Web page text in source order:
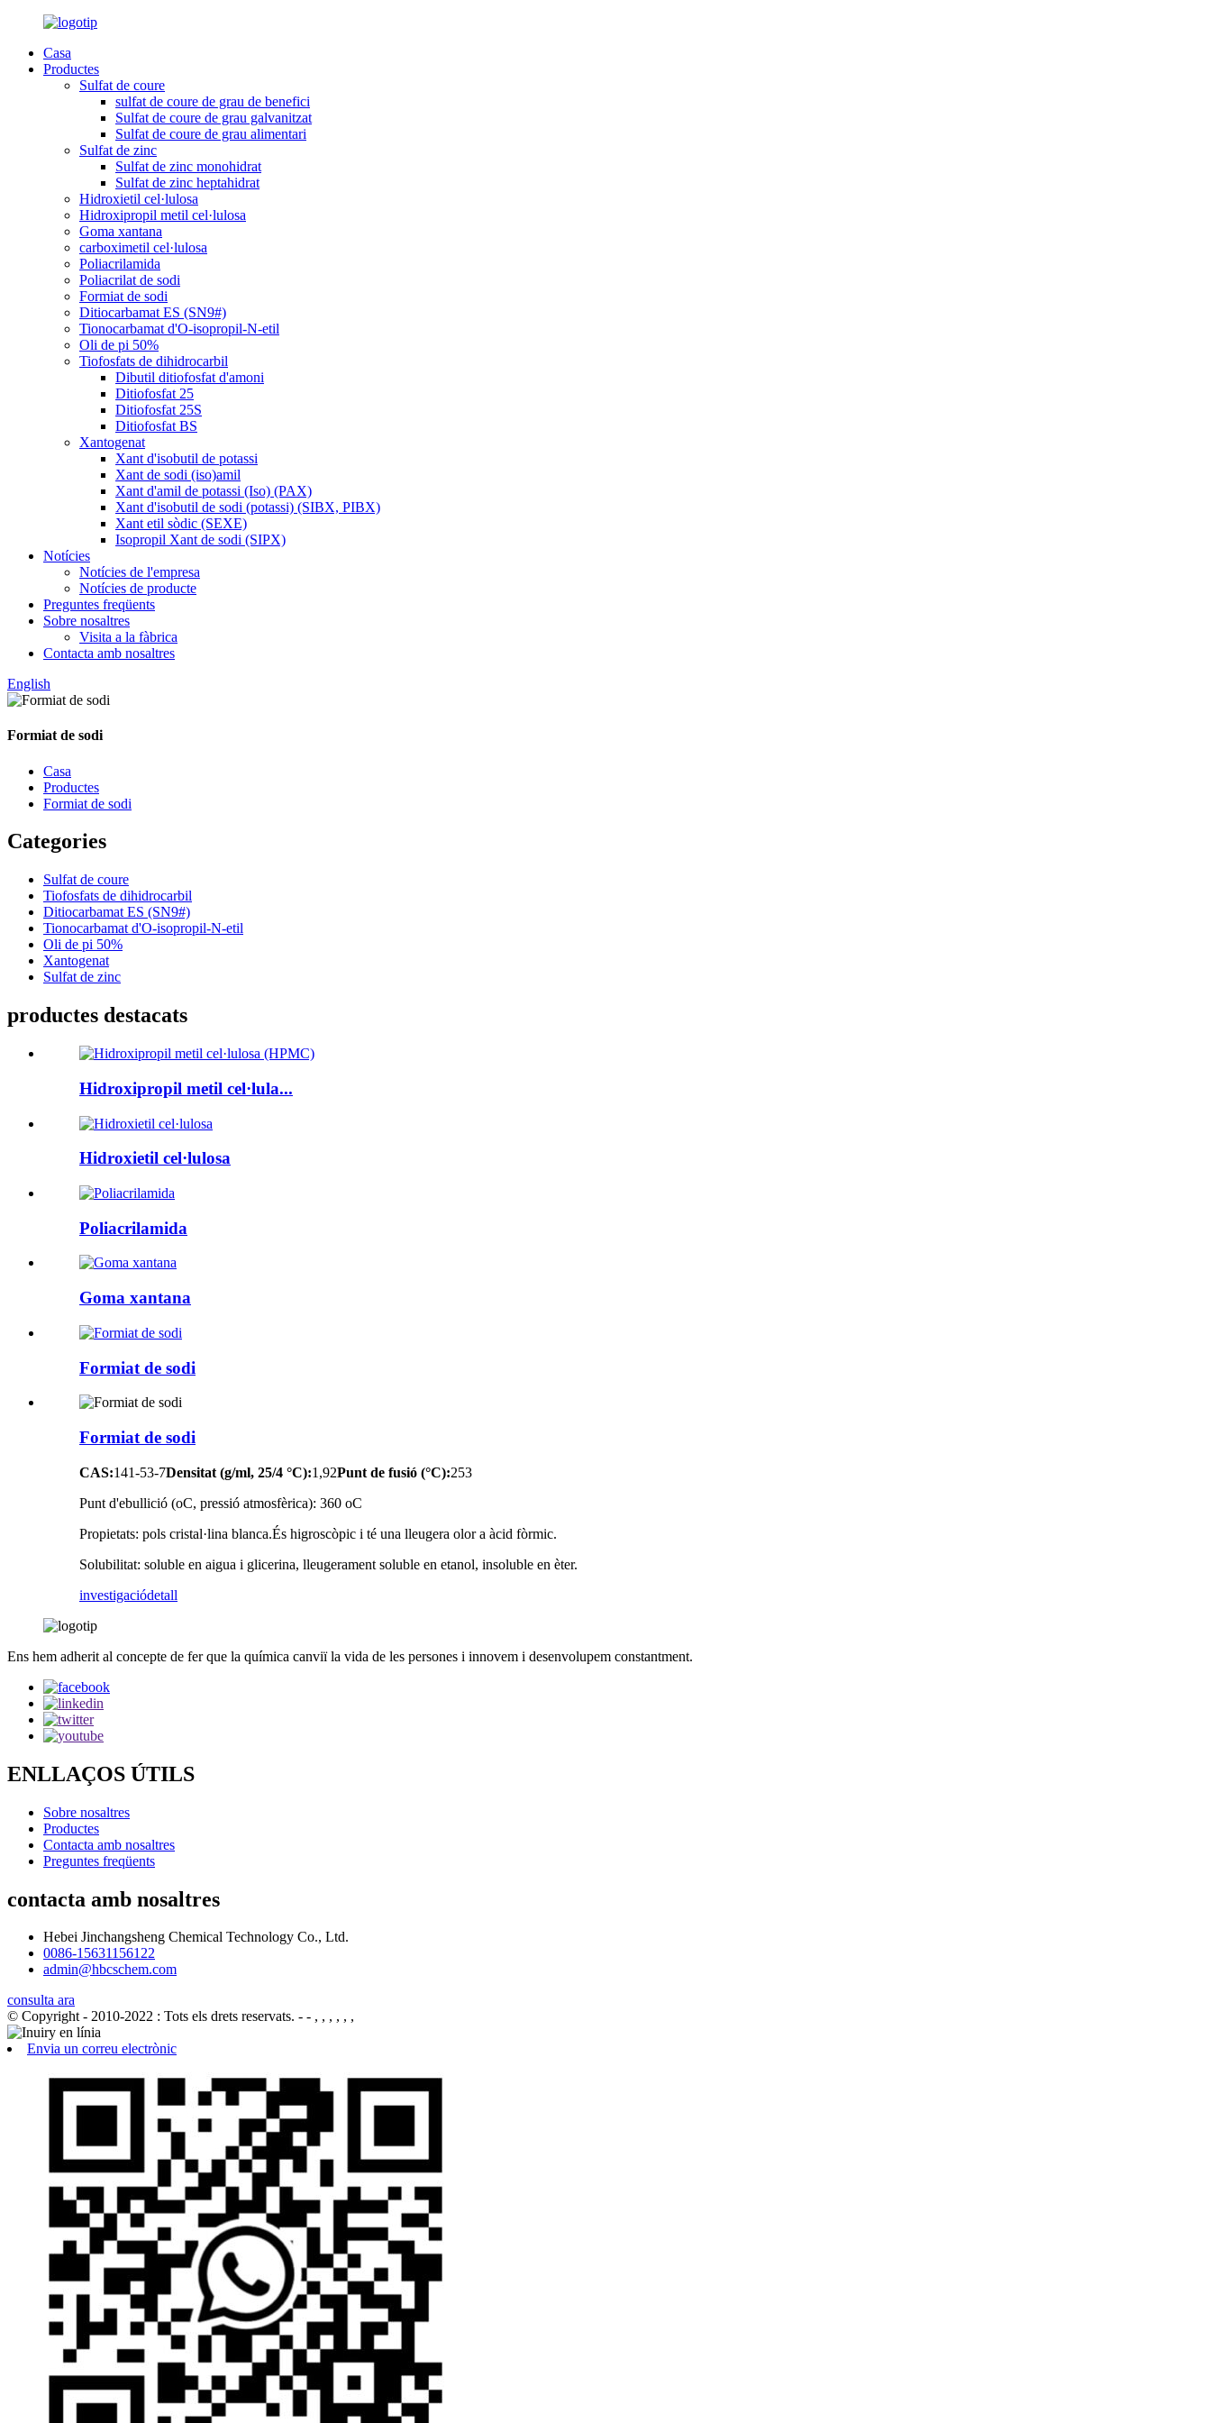
Casa
Productes
Sulfat de coure
sulfat de coure de grau de benefici
Sulfat de coure de grau galvanitzat
Sulfat de coure de grau alimentari
Sulfat de zinc
Sulfat de zinc monohidrat
Sulfat de zinc heptahidrat
Hidroxietil cel·lulosa
Hidroxipropil metil cel·lulosa
Goma xantana
carboximetil cel·lulosa
Poliacrilamida
Poliacrilat de sodi
Formiat de sodi
Ditiocarbamat ES (SN9#)
Tionocarbamat d'O-isopropil-N-etil
Oli de pi 50%
Tiofosfats de dihidrocarbil
Dibutil ditiofosfat d'amoni
Ditiofosfat 25
Ditiofosfat 25S
Ditiofosfat BS
Xantogenat
Xant d'isobutil de potassi
Xant de sodi (iso)amil
Xant d'amil de potassi (Iso) (PAX)
Xant d'isobutil de sodi (potassi) (SIBX, PIBX)
Xant etil sòdic (SEXE)
Isopropil Xant de sodi (SIPX)
Notícies
Notícies de l'empresa
Notícies de producte
Preguntes freqüents
Sobre nosaltres
Visita a la fàbrica
Contacta amb nosaltres
English
Formiat de sodi
Casa
Productes
Formiat de sodi
Categories
Sulfat de coure
Tiofosfats de dihidrocarbil
Ditiocarbamat ES (SN9#)
Tionocarbamat d'O-isopropil-N-etil
Oli de pi 50%
Xantogenat
Sulfat de zinc
productes destacats
Hidroxipropil metil cel·lula...
Hidroxietil cel·lulosa
Poliacrilamida
Goma xantana
Formiat de sodi
Formiat de sodi
CAS:141-53-7Densitat (g/ml, 25/4 °C):1,92Punt de fusió (°C):253
Punt d'ebullició (oC, pressió atmosfèrica): 360 oC
Propietats: pols cristal·lina blanca.És higroscòpic i té una lleugera olor a àcid fòrmic.
Solubilitat: soluble en aigua i glicerina, lleugerament soluble en etanol, insoluble en èter.
investigaciódetall
Ens hem adherit al concepte de fer que la química canviï la vida de les persones i innovem i desenvolupem constantment.
ENLLAÇOS ÚTILS
Sobre nosaltres
Productes
Contacta amb nosaltres
Preguntes freqüents
contacta amb nosaltres
Hebei Jinchangsheng Chemical Technology Co., Ltd.
0086-15631156122
admin@hbcschem.com
consulta ara
© Copyright - 2010-2022 : Tots els drets reservats. - - , , , , , ,
Envia un correu electrònic